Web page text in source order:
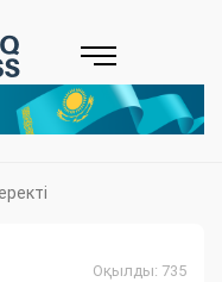
Оқылды: 735